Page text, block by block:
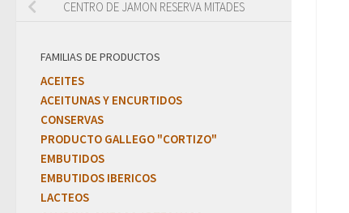
CENTRO DE JAMON RESERVA MITADES
FAMILIAS DE PRODUCTOS
ACEITES
ACEITUNAS Y ENCURTIDOS
CONSERVAS
PRODUCTO GALLEGO "CORTIZO"
EMBUTIDOS
EMBUTIDOS IBERICOS
LACTEOS